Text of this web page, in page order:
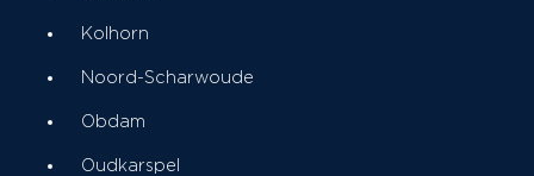
Kolhorn
Noord-Scharwoude
Obdam
Oudkarspel